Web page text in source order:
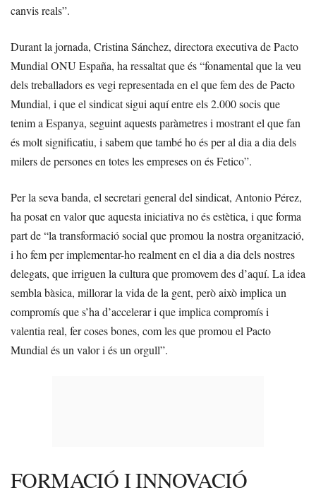
canvis reals”.
Durant la jornada, Cristina Sánchez, directora executiva de Pacto
Mundial ONU España, ha ressaltat que és “fonamental que la veu
dels treballadors es vegi representada en el que fem des de Pacto
Mundial, i que el sindicat sigui aquí entre els 2.000 socis que
tenim a Espanya, seguint aquests paràmetres i mostrant el que fan
és molt significatiu, i sabem que també ho és per al dia a dia dels
milers de persones en totes les empreses on és Fetico”.
Per la seva banda, el secretari general del sindicat, Antonio Pérez,
ha posat en valor que aquesta iniciativa no és estètica, i que forma
part de “la transformació social que promou la nostra organització,
i ho fem per implementar-ho realment en el dia a dia dels nostres
delegats, que irriguen la cultura que promovem des d’aquí. La idea
sembla bàsica, millorar la vida de la gent, però això implica un
compromís que s’ha d’accelerar i que implica compromís i
valentia real, fer coses bones, com les que promou el Pacto
Mundial és un valor i és un orgull”.
FORMACIÓ I INNOVACIÓ